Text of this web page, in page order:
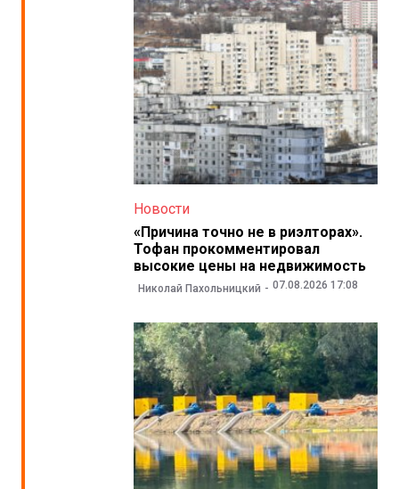
Новости
«Причина точно не в риэлторах».
Тофан прокомментировал
высокие цены на недвижимость
Николай Пахольницкий 07.08.2026 17:08